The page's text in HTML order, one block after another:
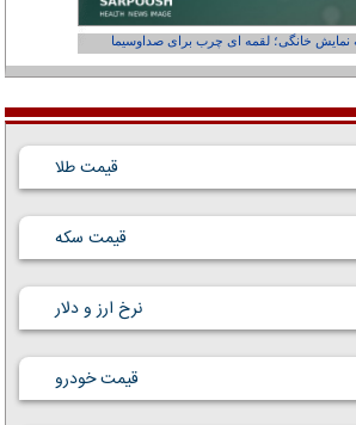
نمایش خانگی؛ لقمه ای چرب برای صداوسیما
قیمت طلا
قیمت سکه
نرخ ارز و دلار
قیمت خودرو